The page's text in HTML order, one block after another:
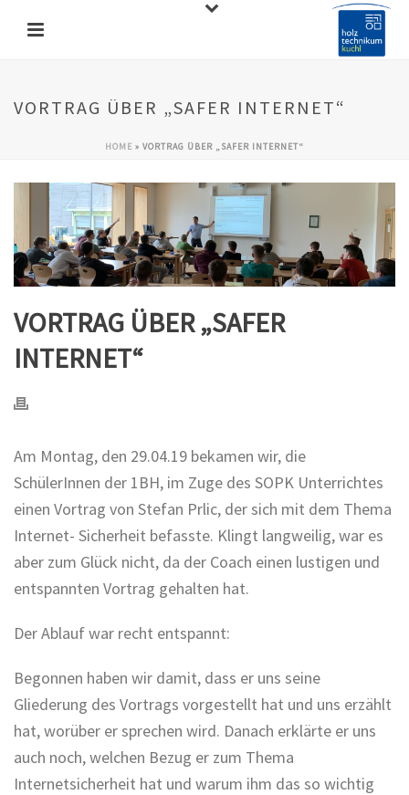
VORTRAG ÜBER „SAFER INTERNET“
HOME » VORTRAG ÜBER „SAFER INTERNET“
VORTRAG ÜBER „SAFER
INTERNET“
Am Montag, den 29.04.19 bekamen wir, die
SchülerInnen der 1BH, im Zuge des SOPK Unterrichtes
einen Vortrag von Stefan Prlic, der sich mit dem Thema
Internet- Sicherheit befasste. Klingt langweilig, war es
aber zum Glück nicht, da der Coach einen lustigen und
entspannten Vortrag gehalten hat.
Der Ablauf war recht entspannt:
Begonnen haben wir damit, dass er uns seine
Gliederung des Vortrags vorgestellt hat und uns erzählt
hat, worüber er sprechen wird. Danach erklärte er uns
auch noch, welchen Bezug er zum Thema
Internetsicherheit hat und warum ihm das so wichtig